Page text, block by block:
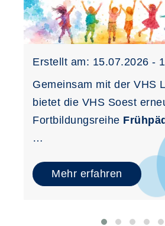
Erstellt am: 15.07.2026 -
Gemeinsam mit der VHS
bietet die VHS Soest
Fortbildungsreihe
…
Mehr erfahren